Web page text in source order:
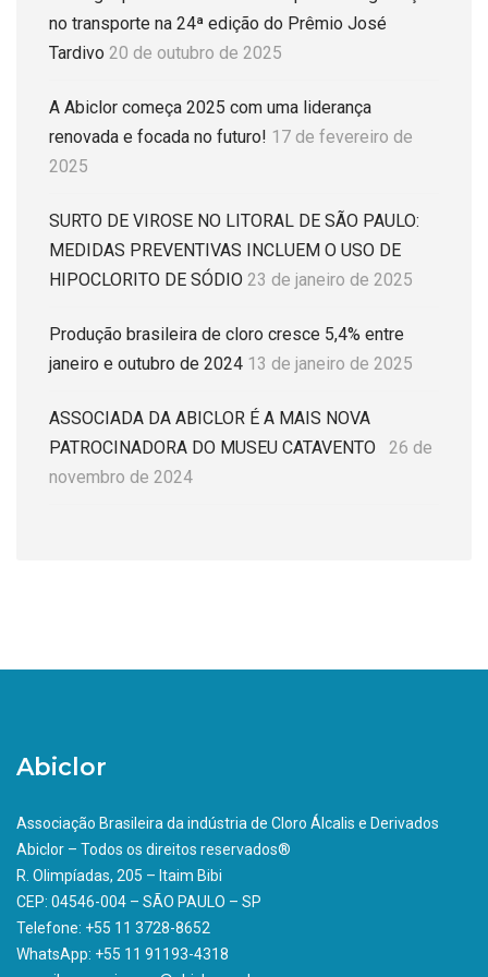
no transporte na 24ª edição do Prêmio José
Tardivo 20 de outubro de 2025
A Abiclor começa 2025 com uma liderança
renovada e focada no futuro! 17 de fevereiro de
2025
SURTO DE VIROSE NO LITORAL DE SÃO PAULO:
MEDIDAS PREVENTIVAS INCLUEM O USO DE
HIPOCLORITO DE SÓDIO 23 de janeiro de 2025
Produção brasileira de cloro cresce 5,4% entre
janeiro e outubro de 2024 13 de janeiro de 2025
ASSOCIADA DA ABICLOR É A MAIS NOVA
PATROCINADORA DO MUSEU CATAVENTO
26 de
novembro de 2024
Abiclor
Associação Brasileira da indústria de Cloro Álcalis e Derivados
Abiclor – Todos os direitos reservados®
R. Olimpíadas, 205 – Itaim Bibi
CEP: 04546-004 – SÃO PAULO – SP
Telefone: +55 11 3728-8652
WhatsApp: +55 11 91193-4318